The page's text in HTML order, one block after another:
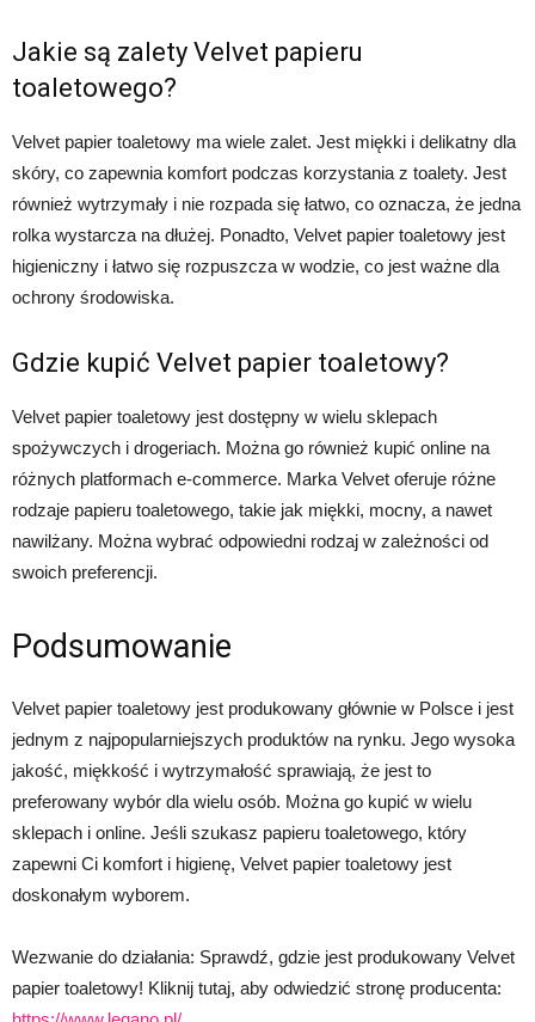
Jakie są zalety Velvet papieru
toaletowego?
Velvet papier toaletowy ma wiele zalet. Jest miękki i delikatny dla
skóry, co zapewnia komfort podczas korzystania z toalety. Jest
również wytrzymały i nie rozpada się łatwo, co oznacza, że ​​jedna
rolka wystarcza na dłużej. Ponadto, Velvet papier toaletowy jest
higieniczny i łatwo się rozpuszcza w wodzie, co jest ważne dla
ochrony środowiska.
Gdzie kupić Velvet papier toaletowy?
Velvet papier toaletowy jest dostępny w wielu sklepach
spożywczych i drogeriach. Można go również kupić online na
różnych platformach e-commerce. Marka Velvet oferuje różne
rodzaje papieru toaletowego, takie jak miękki, mocny, a nawet
nawilżany. Można wybrać odpowiedni rodzaj w zależności od
swoich preferencji.
Podsumowanie
Velvet papier toaletowy jest produkowany głównie w Polsce i jest
jednym z najpopularniejszych produktów na rynku. Jego wysoka
jakość, miękkość i wytrzymałość sprawiają, że jest to
preferowany wybór dla wielu osób. Można go kupić w wielu
sklepach i online. Jeśli szukasz papieru toaletowego, który
zapewni Ci komfort i higienę, Velvet papier toaletowy jest
doskonałym wyborem.
Wezwanie do działania: Sprawdź, gdzie jest produkowany Velvet
papier toaletowy! Kliknij tutaj, aby odwiedzić stronę producenta: